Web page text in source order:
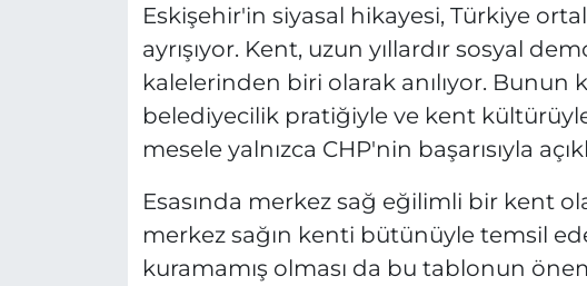
Eskişehir'in siyasal hikayesi, Türkiye
ayrışıyor. Kent, uzun yıllardır sosyal
kalelerinden biri olarak anılıyor. Bunun
belediyecilik pratiğiyle ve kent
mesele yalnızca CHP'nin başarısıyla
Esasında merkez sağ eğilimli bir kent
merkez sağın kenti bütünüyle temsil
kuramamış olması da bu tablonun